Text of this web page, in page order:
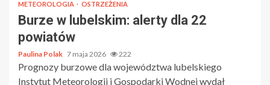
METEOROLOGIA OSTRZEŻENIA
Burze w lubelskim: alerty dla 22
powiatów
Paulina Polak 7 maja 2026 222
Prognozy burzowe dla województwa lubelskiego
Instytut Meteorologii i Gospodarki Wodnej wydał